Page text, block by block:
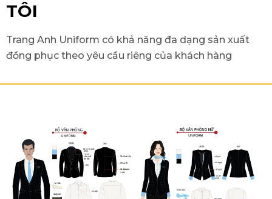
TÔI
Trang Anh Uniform có khả năng đa dạng sản xuất
đồng phục theo yêu cầu riêng của khách hàng